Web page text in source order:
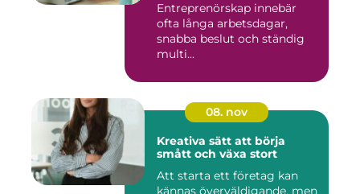
Entreprenörskap innebär
ofta långa arbetsdagar,
snabba beslut och ständig
multi...
08. nov
Kreativa sätt att börja
smått och växa stort
Att starta ett företag kan
kännas överväldigande, men